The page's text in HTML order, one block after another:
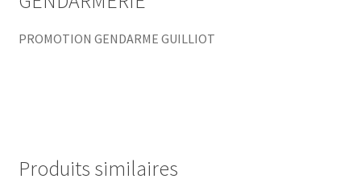
PROMOTION GENDARME GUILLIOT
Produits similaires